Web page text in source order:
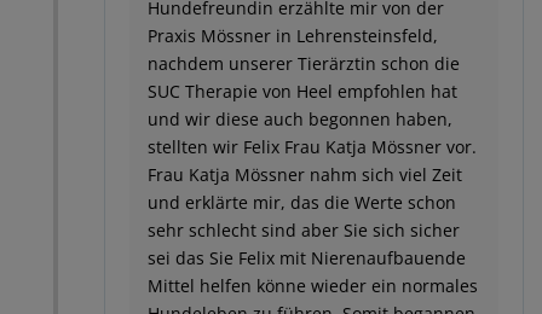
Hundefreundin erzählte mir von der
Praxis Mössner in Lehrensteinsfeld,
nachdem unserer Tierärztin schon die
SUC Therapie von Heel empfohlen hat
und wir diese auch begonnen haben,
stellten wir Felix Frau Katja Mössner vor.
Frau Katja Mössner nahm sich viel Zeit
und erklärte mir, das die Werte schon
sehr schlecht sind aber Sie sich sicher
sei das Sie Felix mit Nierenaufbauende
Mittel helfen könne wieder ein normales